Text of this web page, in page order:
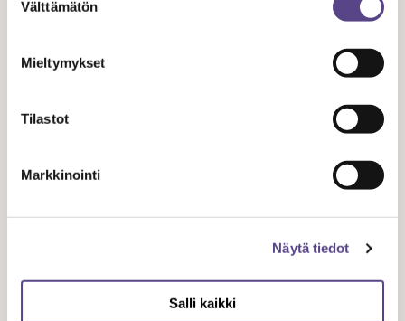
valinta
Välttämätön
Mieltymykset
Tilastot
Markkinointi
Näytä tiedot
Salli kaikki
LAUSUNNOT
2020
Miten koronavirus vaikuttaa